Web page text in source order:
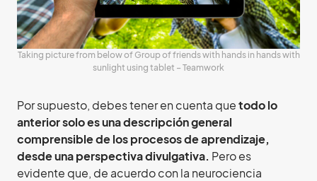
Taking picture from below of Group of friends with hands in hands with
sunlight using tablet – Teamwork
Por supuesto, debes tener en cuenta quetodo lo
anterior solo es una descripción general
comprensible de los procesos de aprendizaje,
desde una perspectiva divulgativa. Pero es
evidente que, de acuerdo con la neurociencia